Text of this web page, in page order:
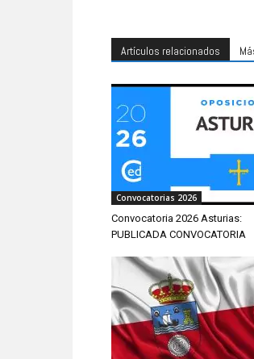
Artículos relacionados
Convocatorias 2026
Convocatoria 2026 Asturias:
PUBLICADA CONVOCATORIA